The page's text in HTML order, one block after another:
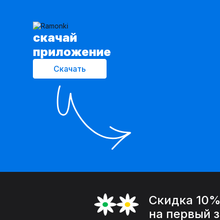
cкачай
приложение
Скачать
Скидка 10%
на первый